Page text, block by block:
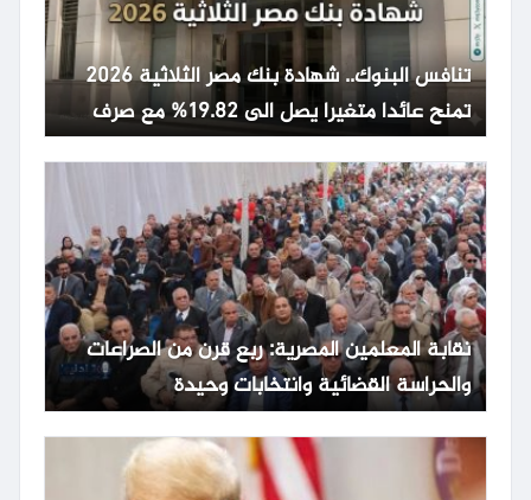
تنافس البنوك.. شهادة بنك مصر الثلاثية 2026
تمنح عائدا متغيرا يصل الى 19.82% مع صرف
شهري
نقابة المعلمين المصرية: ربع قرن من الصراعات
والحراسة القضائية وانتخابات وحيدة